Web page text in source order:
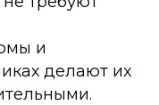
и
делают их